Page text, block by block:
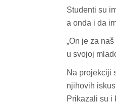
Studenti su
a onda i da
„On je za
u svojoj
Na projekciji
njihovih
Prikazali su i